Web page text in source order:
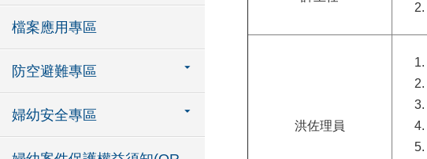
檔案應用專區
防空避難專區
婦幼安全專區
洪佐理員